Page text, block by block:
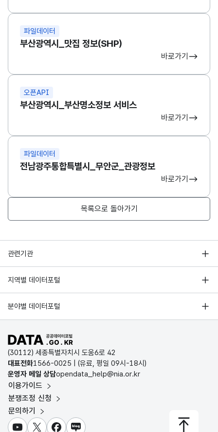
파일데이터
부산광역시_맛집 정보(SHP)
바로가기
오픈API
부산광역시_부산명소정보 서비스
바로가기
파일데이터
전남광주통합특별시_무안군_관광정보
바로가기
목록으로 돌아가기
관련기관
행정안전부
한국지능정보사회진흥원
국가정보자원관리원
지역별 데이터포털
서울 열린데이터광장
경기데이터드림
D-데이터허브
인천데이터포털
울산광역시 데이터포털
전남광주통합특별시 빅데이터 플랫폼
대전광역시 데이터포털
세종특별자치시 데이터포털
분야별 데이터포털
기상자료개방포털
국토교통부 공간정보오픈플랫폼
환경부 환경데이터포털
문화데이터광장
농림축산식품 공공데이터포털
보건의료빅데이터개방시스템
식품의약품안전처 데이터포털
공공데이터포털 바로가기
(30112) 세종특별자치시 도움6로 42
대표전화1566-0025 | (유료, 평일 09시-18시)
운영자 메일 상담opendata_help@nia.or.kr
이용가이드
분쟁조정 신청
문의하기